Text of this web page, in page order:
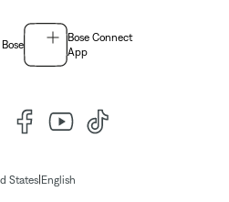
Bose Connect
App
States| English